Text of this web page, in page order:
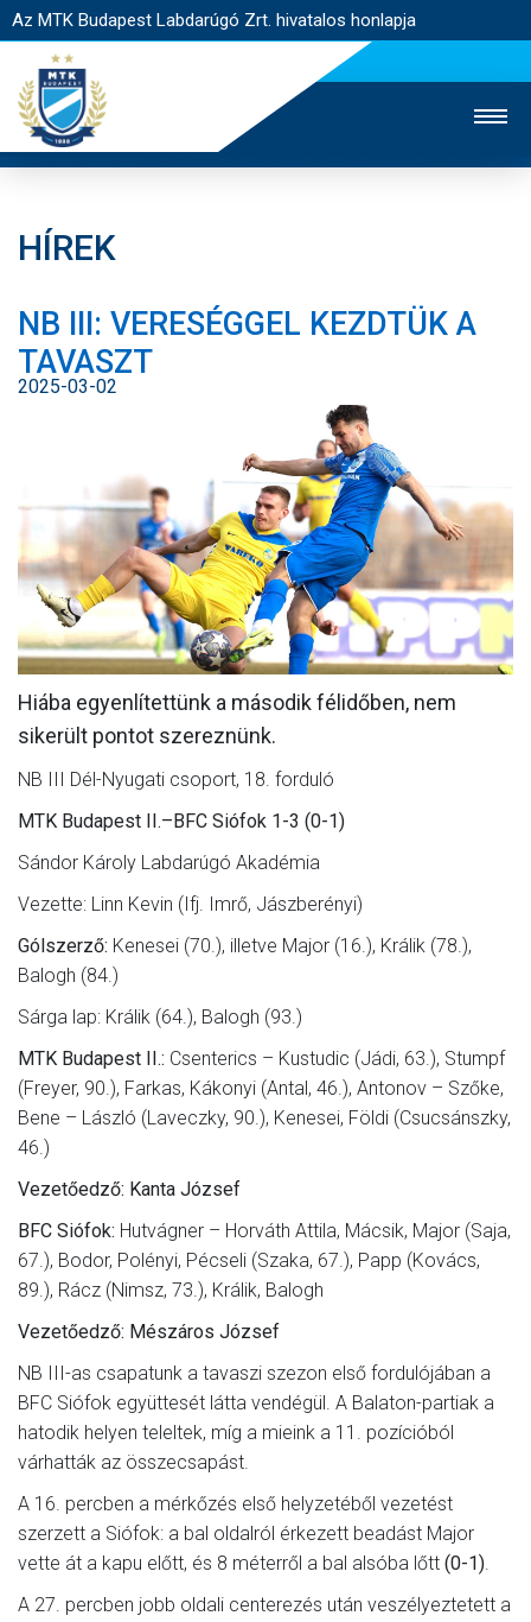
Az MTK Budapest Labdarúgó Zrt. hivatalos honlapja
JEGYÉRTÉKESÍTÉS
WEBSHOP
STADION
NYITÓLAP
HÍREK
CSAPATOK
MÉRKŐZÉSEK
KLUB
GALÉRIA
SZURKOLÓI ÉLMÉNYEK
HÍREK
NB III: VERESÉGGEL KEZDTÜK A
TAVASZT
2025-03-02
Hiába egyenlítettünk a második félidőben, nem
sikerült pontot szereznünk.
NB III Dél-Nyugati csoport, 18. forduló
MTK Budapest II.–BFC Siófok 1-3 (0-1)
Sándor Károly Labdarúgó Akadémia
Vezette: Linn Kevin (Ifj. Imrő, Jászberényi)
Gólszerző: Kenesei (70.), illetve Major (16.), Králik (78.),
Balogh (84.)
Sárga lap: Králik (64.), Balogh (93.)
MTK Budapest II.: Csenterics – Kustudic (Jádi, 63.), Stumpf
(Freyer, 90.), Farkas, Kákonyi (Antal, 46.), Antonov – Szőke,
Bene – László (Laveczky, 90.), Kenesei, Földi (Csucsánszky,
46.)
Vezetőedző: Kanta József
BFC Siófok: Hutvágner – Horváth Attila, Mácsik, Major (Saja,
67.), Bodor, Polényi, Pécseli (Szaka, 67.), Papp (Kovács,
89.), Rácz (Nimsz, 73.), Králik, Balogh
Vezetőedző: Mészáros József
NB III-as csapatunk a tavaszi szezon első fordulójában a
BFC Siófok együttesét látta vendégül. A Balaton-partiak a
hatodik helyen teleltek, míg a mieink a 11. pozícióból
várhatták az összecsapást.
A 16. percben a mérkőzés első helyzetéből vezetést
szerzett a Siófok: a bal oldalról érkezett beadást Major
vette át a kapu előtt, és 8 méterről a bal alsóba lőtt (0-1).
A 27. percben jobb oldali centerezés után veszélyeztetett a